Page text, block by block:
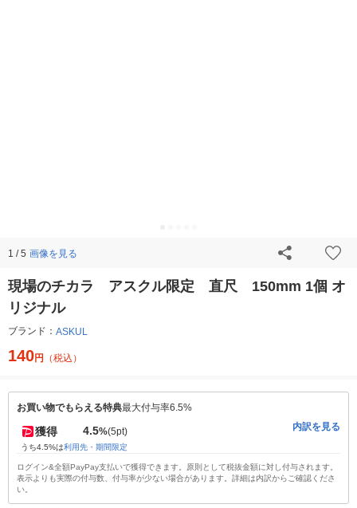
1 / 5 画像を見る
現場のチカラ アスクル限定 直尺 150mm 1個 オ
リジナル
ブランド： ASKUL
140円 （税込）
お買い物でもらえる特典最大付与率6.5%
獲得 4.5%(5pt)
うち4.5%は利用先・期間限定
内訳を見る
ログイン&全額PayPay支払いで獲得できます。原則として税抜金額に対し付与されます。
表示よりも実際の付与数、付与率が少ない場合があります。詳細は内訳からご確認くださ
い。